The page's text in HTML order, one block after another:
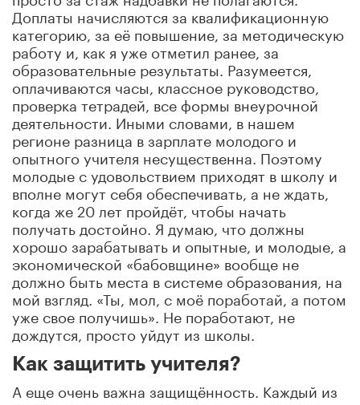
Доплаты начисляются за квалификационную
категорию, за её повышение, за методическую
работу и, как я уже отметил ранее, за
образовательные результаты. Разумеется,
оплачиваются часы, классное руководство,
проверка тетрадей, все формы внеурочной
деятельности. Иными словами, в нашем
регионе разница в зарплате молодого и
опытного учителя несущественна. Поэтому
молодые с удовольствием приходят в школу и
вполне могут себя обеспечивать, а не ждать,
когда же 20 лет пройдёт, чтобы начать
получать достойно. Я думаю, что должны
хорошо зарабатывать и опытные, и молодые, а
экономической «бабовщине» вообще не
должно быть места в системе образования, на
мой взгляд. «Ты, мол, с моё поработай, а потом
уже свое получишь». Не поработают, не
дождутся, просто уйдут из школы.
Как защитить учителя?
А еще очень важна защищённость. Каждый из